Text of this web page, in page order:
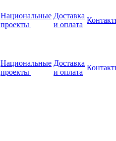
Национальные
проекты
Доставка
и оплата
Национальные
проекты
Доставка
и оплата